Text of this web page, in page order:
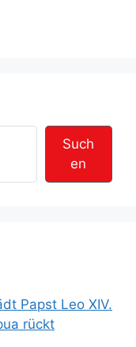
Such
en
Papst Leo XIV.
rückt